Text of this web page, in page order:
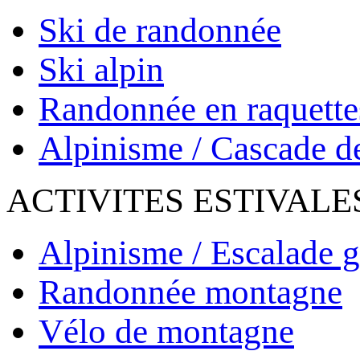
Ski de randonnée
Ski alpin
Randonnée en
Alpinisme / Cascade
ACTIVITES
Alpinisme / Escalade
Randonnée montagne
Vélo de montagne